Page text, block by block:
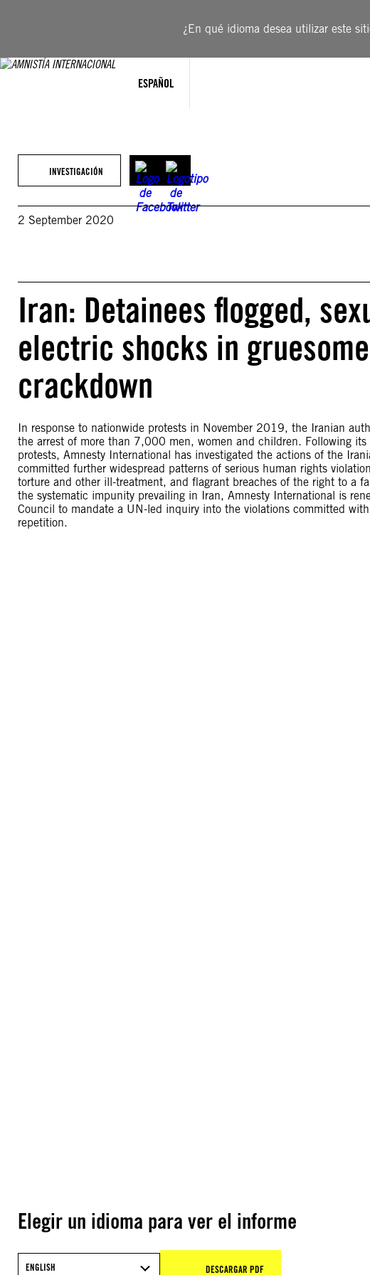
¿En qué idioma desea utilizar este
ESPAÑOL
INVESTIGACIÓN
2 September 2020
Iran: Detainees flogged,
electric shocks in
crackdown
In response to nationwide protests in November 2019, the Iranian
the arrest of more than 7,000 men, women and children. Following
protests, Amnesty International has investigated the actions of the
committed further widespread patterns of serious human rights
torture and other ill-treatment, and flagrant breaches of the right to a
the systematic impunity prevailing in Iran, Amnesty International is
Council to mandate a UN-led inquiry into the violations committed
repetition.
Elegir un idioma para ver el informe
ENGLISH DESCARGAR PDF